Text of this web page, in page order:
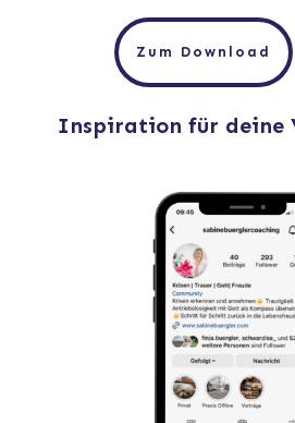
Zum Download
Inspiration für deine